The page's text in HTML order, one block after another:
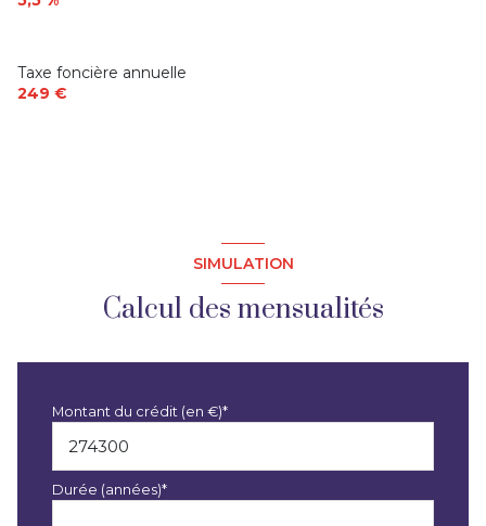
Taxe foncière annuelle
249 €
SIMULATION
Calcul des mensualités
Montant du crédit (en €)*
Durée (années)*